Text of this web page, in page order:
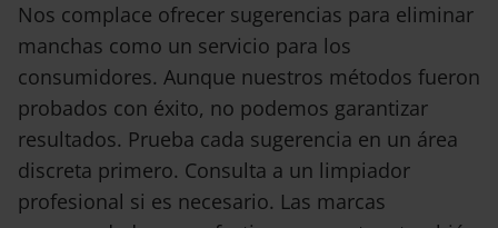
Nos complace ofrecer sugerencias para eliminar
manchas como un servicio para los
consumidores. Aunque nuestros métodos fueron
probados con éxito, no podemos garantizar
resultados. Prueba cada sugerencia en un área
discreta primero. Consulta a un limpiador
profesional si es necesario. Las marcas